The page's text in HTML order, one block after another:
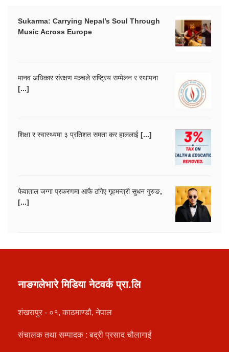
Sukarma: Carrying Nepal’s Soul Through
Music Across Europe
मानव अधिकार संरक्षण मञ्चले राष्ट्रिय सम्मेलन र स्थापना
[...]
शिक्षा र स्वास्थ्यमा ३ प्रतिशत समता कर हाललाई [...]
फेवाताल जग्गा प्रकरणमा आफै ठगिए गृहमन्त्री सुधन गुरुङ,
[...]
नाङगलेभारे मिडिया नेटवर्क प्रा.लि
शंखरापुर - ०१, काठमाण्डौ, नेपाल
संचालक तथा सम्पादक : बद्री प्रसाद चौलागाईं